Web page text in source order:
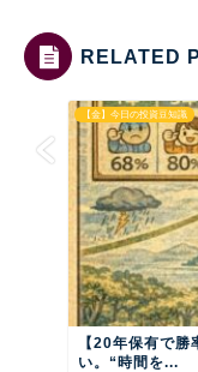
RELATED
【金】今日の投資豆知識
【20年保有で
い。“時間を...